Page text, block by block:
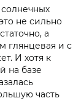
не сильно
а
глянцевая и с
И хотя к
на базе
часть